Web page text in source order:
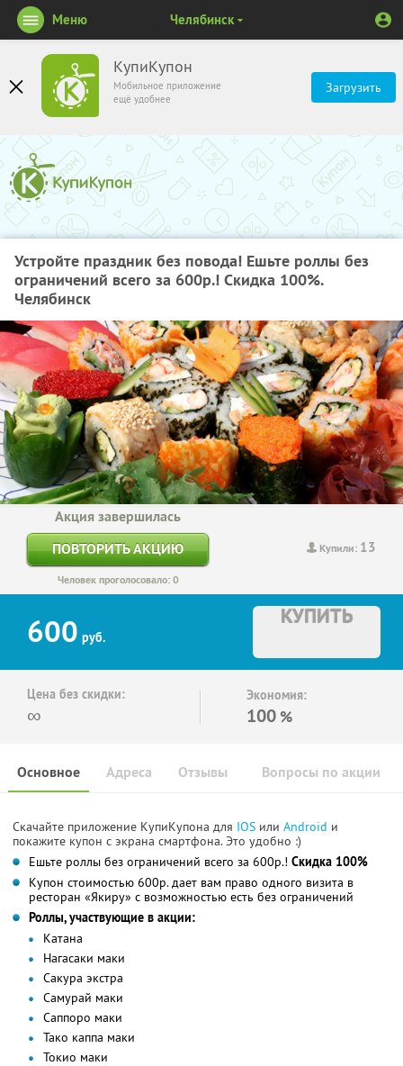
КупиКупон
Мобильное приложение
ещё удобнее
Загрузить
Меню Челябинск
Устройте праздник без повода! Ешьте роллы без
ограничений всего за 600р.! Скидка 100%.
Челябинск
Купили: 13
Акция завершилась
ПОВТОРИТЬ АКЦИЮ
Человек проголосовало: 0
600 руб.
КУПИТЬ
Цена без скидки:
∞
Экономия:
100 %
Основное Отзывы Вопросы по акции
Адреса
Скачайте приложение КупиКупона для IOS или Android и
покажите купон с экрана смартфона. Это удобно :)
Ешьте роллы без ограничений всего за 600р.! Скидка 100%
Купон стоимостью 600р. дает вам право одного визита в
ресторан «Якиру» с возможностью есть без ограничений
Роллы, участвующие в акции:
Катана
Нагасаки маки
Сакура экстра
Самурай маки
Саппоро маки
Тако каппа маки
Токио маки